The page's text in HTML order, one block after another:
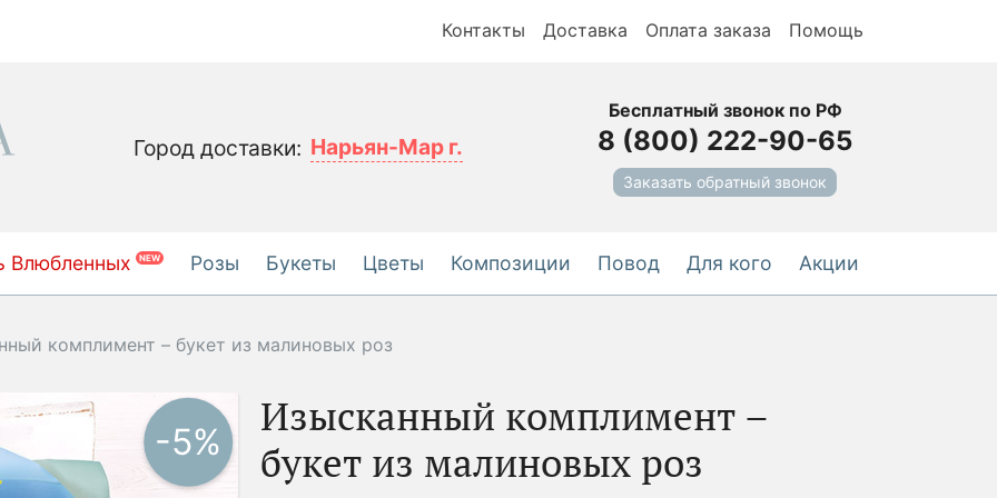
Контакты Доставка Оплата заказа Помощь
Город доставки: Нарьян-Мар г.
Бесплатный звонок по РФ
8 (800) 222-90-65
Заказать обратный звонок
Влюбленных NEW Розы Букеты Цветы Композиции Повод Для кого Акции
комплимент – букет из малиновых роз
-5%
Изысканный комплимент –
букет из малиновых роз